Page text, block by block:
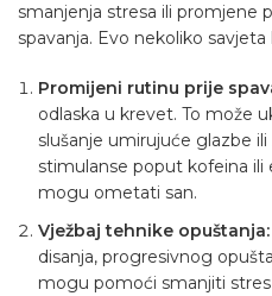
smanjenja stresa ili promjene
spavanja. Evo nekoliko
Promijeni rutinu prije
odlaska u krevet. To može
slušanje umirujuće glazbe
stimulanse poput kofeina ili
mogu ometati san.
Vježbaj tehnike opuštanja:
disanja, progresivnog
mogu pomoći smanjiti